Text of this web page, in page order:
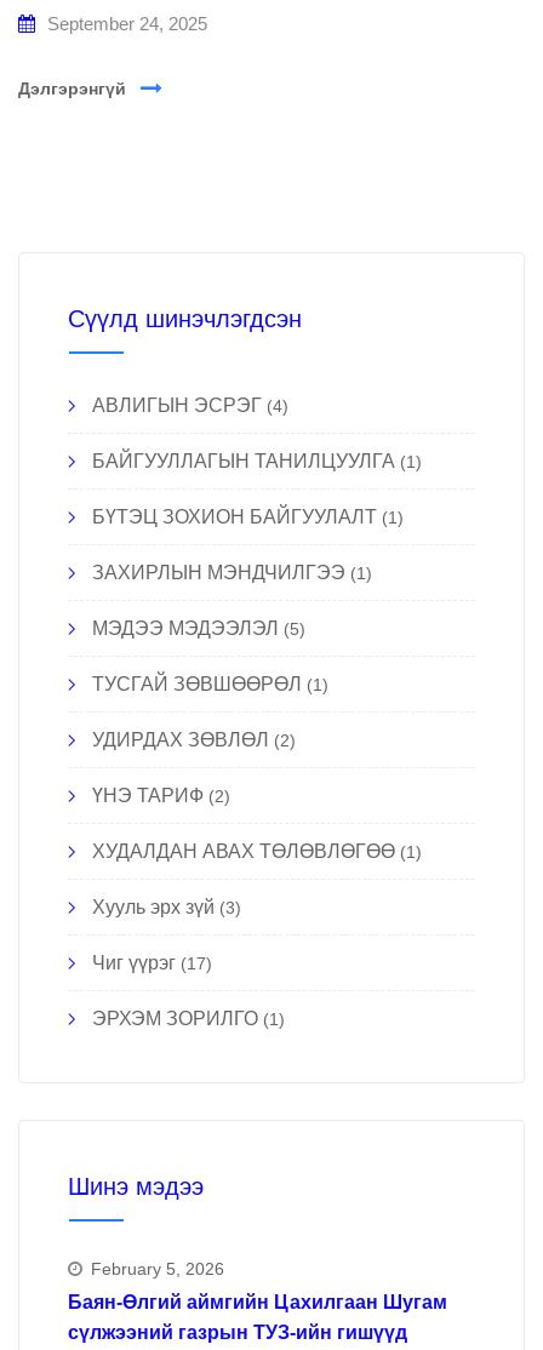
September 24, 2025
Дэлгэрэнгүй
Сүүлд шинэчлэгдсэн
АВЛИГЫН ЭСРЭГ (4)
БАЙГУУЛЛАГЫН ТАНИЛЦУУЛГА (1)
БҮТЭЦ ЗОХИОН БАЙГУУЛАЛТ (1)
ЗАХИРЛЫН МЭНДЧИЛГЭЭ (1)
МЭДЭЭ МЭДЭЭЛЭЛ (5)
ТУСГАЙ ЗӨВШӨӨРӨЛ (1)
УДИРДАХ ЗӨВЛӨЛ (2)
ҮНЭ ТАРИФ (2)
ХУДАЛДАН АВАХ ТӨЛӨВЛӨГӨӨ (1)
Хууль эрх зүй (3)
Чиг үүрэг (17)
ЭРХЭМ ЗОРИЛГО (1)
Шинэ мэдээ
February 5, 2026
Баян-Өлгий аймгийн Цахилгаан Шугам
сүлжээний газрын ТУЗ-ийн гишүүд